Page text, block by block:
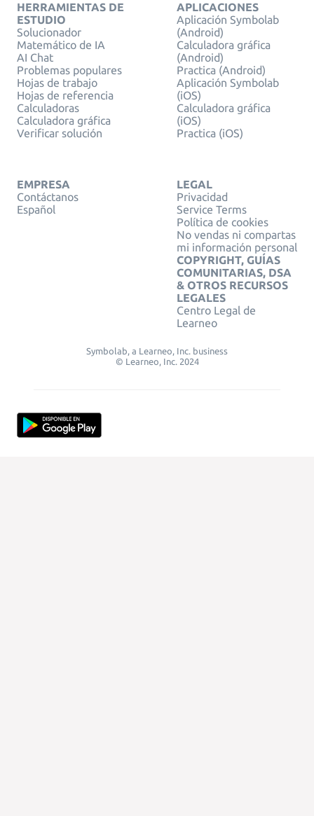
HERRAMIENTAS DE
ESTUDIO
Solucionador
Matemático de IA
AI Chat
Problemas populares
Hojas de trabajo
Hojas de referencia
Calculadoras
Calculadora gráfica
Verificar solución
APLICACIONES
Aplicación Symbolab
(Android)
Calculadora gráfica
(Android)
Practica (Android)
Aplicación Symbolab
(iOS)
Calculadora gráfica
(iOS)
Practica (iOS)
EMPRESA
Contáctanos
Español
LEGAL
Privacidad
Service Terms
Política de cookies
No vendas ni compartas
mi información personal
COPYRIGHT, GUÍAS
COMUNITARIAS, DSA
& OTROS RECURSOS
LEGALES
Centro Legal de
Learneo
Symbolab, a Learneo, Inc. business
© Learneo, Inc. 2024